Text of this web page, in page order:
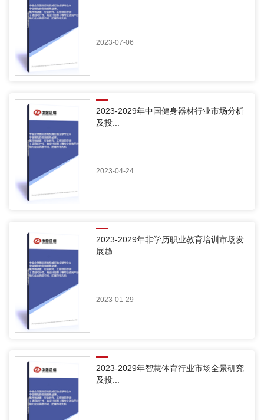
2023-07-06
2023-2029年中国健身器材行业市场分析
及投...
2023-04-24
2023-2029年非学历职业教育培训市场发
展趋...
2023-01-29
2023-2029年智慧体育行业市场全景研究
及投...